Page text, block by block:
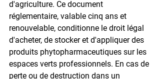
d'agriculture. Ce document
réglementaire, valable cinq ans et
renouvelable, conditionne le droit légal
d'acheter, de stocker et d'appliquer des
produits phytopharmaceutiques sur les
espaces verts professionnels. En cas de
perte ou de destruction dans un